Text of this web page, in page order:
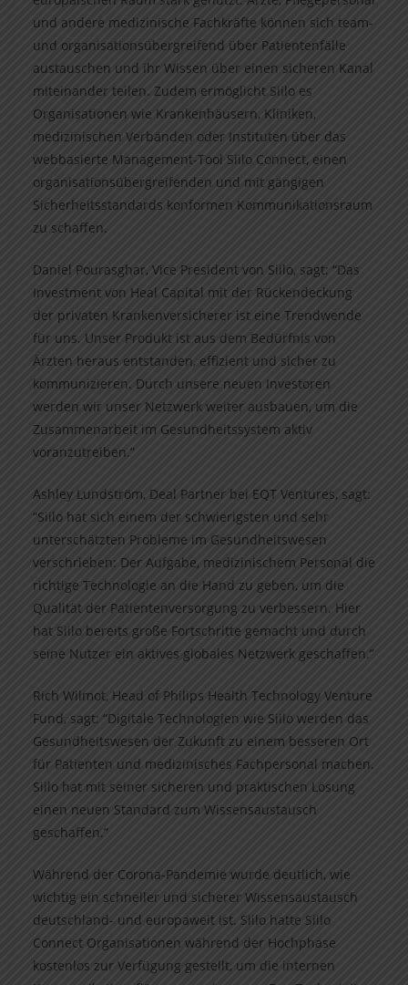
und andere medizinische Fachkräfte können sich team-
und organisationsübergreifend über Patientenfälle
austauschen und ihr Wissen über einen sicheren Kanal
miteinander teilen. Zudem ermöglicht Siilo es
Organisationen wie Krankenhäusern, Kliniken,
medizinischen Verbänden oder Instituten über das
webbasierte Management-Tool Siilo Connect, einen
organisationsübergreifenden und mit gängigen
Sicherheitsstandards konformen Kommunikationsraum
zu schaffen.
Daniel Pourasghar, Vice President von Siilo, sagt: “Das
Investment von Heal Capital mit der Rückendeckung
der privaten Krankenversicherer ist eine Trendwende
für uns. Unser Produkt ist aus dem Bedürfnis von
Ärzten heraus entstanden, effizient und sicher zu
kommunizieren. Durch unsere neuen Investoren
werden wir unser Netzwerk weiter ausbauen, um die
Zusammenarbeit im Gesundheitssystem aktiv
voranzutreiben.”
Ashley Lundström, Deal Partner bei EQT Ventures, sagt:
“Siilo hat sich einem der schwierigsten und sehr
unterschätzten Probleme im Gesundheitswesen
verschrieben: Der Aufgabe, medizinischem Personal die
richtige Technologie an die Hand zu geben, um die
Qualität der Patientenversorgung zu verbessern. Hier
hat Siilo bereits große Fortschritte gemacht und durch
seine Nutzer ein aktives globales Netzwerk geschaffen.”
Rich Wilmot, Head of Philips Health Technology Venture
Fund, sagt: “Digitale Technologien wie Siilo werden das
Gesundheitswesen der Zukunft zu einem besseren Ort
für Patienten und medizinisches Fachpersonal machen.
Siilo hat mit seiner sicheren und praktischen Lösung
einen neuen Standard zum Wissensaustausch
geschaffen.”
Während der Corona-Pandemie wurde deutlich, wie
wichtig ein schneller und sicherer Wissensaustausch
deutschland- und europaweit ist. Siilo hatte Siilo
Connect Organisationen während der Hochphase
kostenlos zur Verfügung gestellt, um die internen